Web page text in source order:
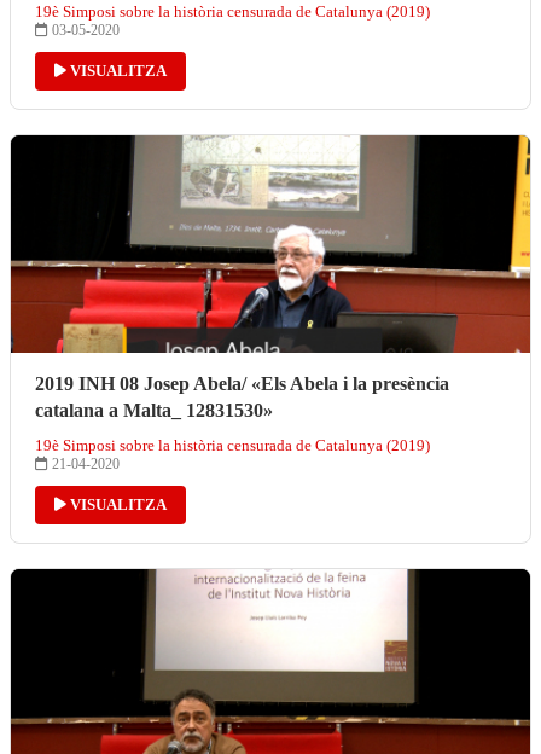
19è Simposi sobre la història censurada de Catalunya (2019)
03-05-2020
VISUALITZA
2019 INH 08 Josep Abela/ «Els Abela i la presència
catalana a Malta_ 12831530»
19è Simposi sobre la història censurada de Catalunya (2019)
21-04-2020
VISUALITZA